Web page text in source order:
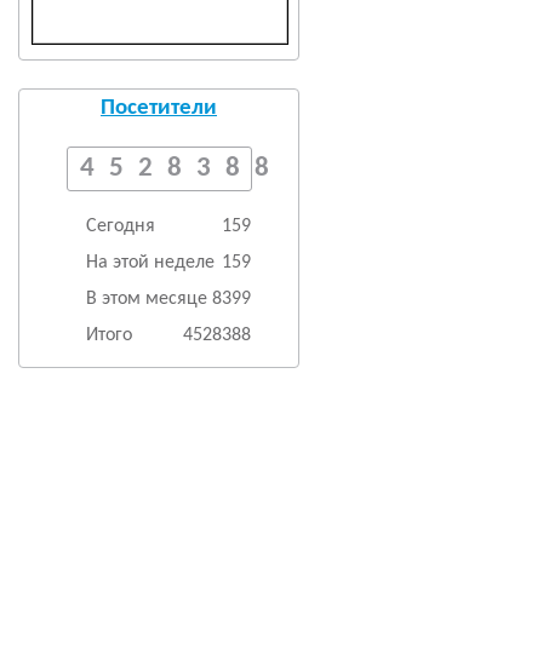
Посетители
4528388
Сегодня
159
На этой неделе 159
В этом месяце 8399
Итого
4528388